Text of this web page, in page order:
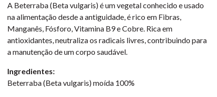
A Beterraba (Beta vulgaris) é um vegetal conhecido e usado
na alimentação desde a antiguidade, é rico em Fibras,
Manganês, Fósforo, Vitamina B9 e Cobre. Rica em
antioxidantes, neutraliza os radicais livres, contribuindo para
a manutenção de um corpo saudável.
Ingredientes:
Beterraba (Beta vulgaris) moída 100%